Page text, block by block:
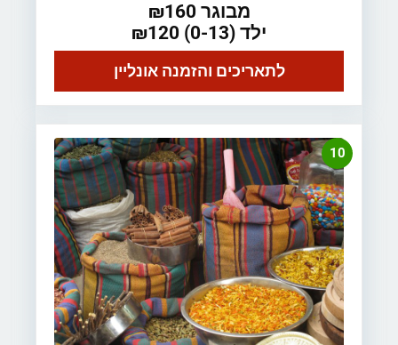
מבוגר ₪160
ילד (0-13) ₪120
לתאריכים והזמנה אונליין
10